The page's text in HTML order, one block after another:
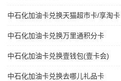
中石化加油卡兑换天猫超市卡/享淘卡
中石化加油卡兑换万里通积分卡
中石化加油卡兑换壹钱包(壹卡会)
中石化加油卡兑换去哪儿礼品卡